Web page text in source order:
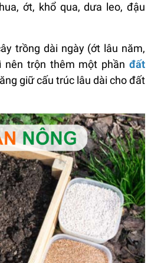
ớt, khổ qua, dưa leo, đậu
trồng dài ngày (ớt lâu năm,
nên trộn thêm một phần đất
giữ cấu trúc lâu dài cho đất